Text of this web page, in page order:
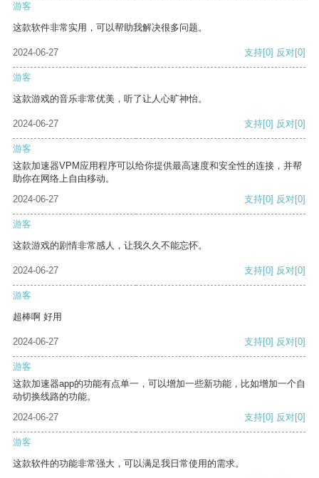
游客
这款软件非常实用，可以帮助我解决很多问题。
2024-06-27 支持[0] 反对[0]
游客
这款游戏的音乐非常优美，听了让人心旷神怡。
2024-06-27 支持[0] 反对[0]
游客
这款加速器VPM应用程序可以给你提供最高速度和安全性的连接，并帮
助你在网络上自由移动。
2024-06-27
支持[0] 反对[0]
游客
这款游戏的剧情非常感人，让我久久不能忘怀。
2024-06-27 支持[0] 反对[0]
游客
超棒啊 好用
2024-06-27 支持[0] 反对[0]
游客
这款加速器app的功能有点单一，可以增加一些新功能，比如增加一个自
动切换线路的功能。
2024-06-27
支持[0] 反对[0]
游客
这款软件的功能非常强大，可以满足我日常使用的需求。